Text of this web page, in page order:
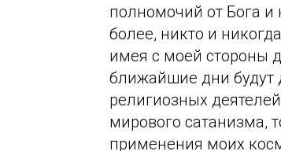
полномочий от Бога
более, никто и
имея с моей стороны
ближайшие дни будут
религиозных
мирового сатанизма,
применения моих